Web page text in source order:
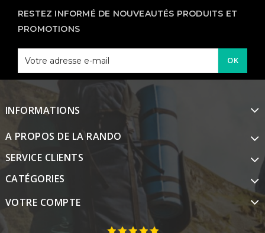
RESTEZ INFORMÉ DE NOUVEAUTÉS PRODUITS ET
PROMOTIONS
OK
INFORMATIONS
A PROPOS DE LA RANDO
SERVICE CLIENTS
CATÉGORIES
VOTRE COMPTE